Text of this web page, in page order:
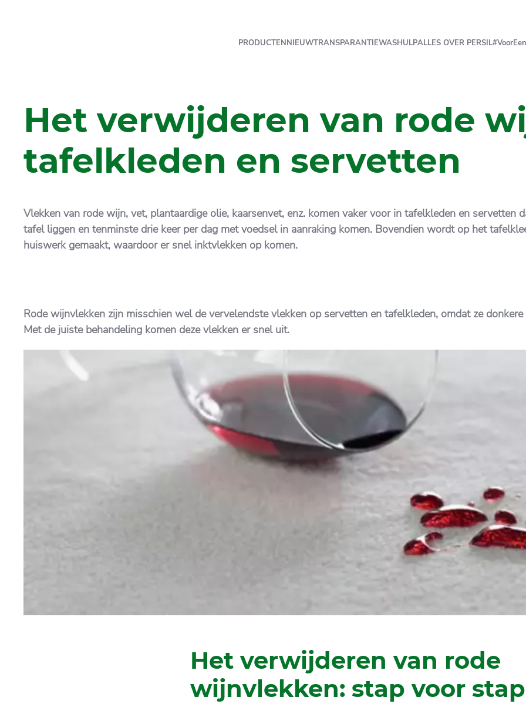
PRODUCTENNIEUWTRANSPARANTIEWASHULPALLES OVER PERSIL
Het verwijderen van rode
tafelkleden en servetten
Vlekken van rode wijn, vet, plantaardige olie, kaarsenvet, enz. komen vaker voor in tafelkleden en servetten
tafel liggen en tenminste drie keer per dag met voedsel in aanraking komen. Bovendien wordt op het
huiswerk gemaakt, waardoor er snel inktvlekken op komen.
Rode wijnvlekken zijn misschien wel de vervelendste vlekken op servetten en tafelkleden, omdat ze
Met de juiste behandeling komen deze vlekken er snel uit.
Het verwijderen van rode
wijnvlekken: stap voor stap